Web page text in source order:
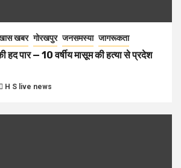
खबर गोरखपुर जनसमस्या जागरूकता
हद पार — 10 वर्षीय मासूम की हत्या से प्रदेश
H S live news